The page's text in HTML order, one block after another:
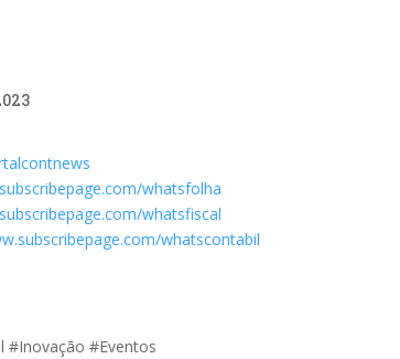
whatsfolha
whatsfiscal
whatscontabil
#Inovação #Eventos